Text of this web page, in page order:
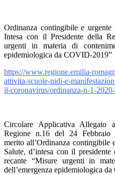
Ordinanza contingibile e
Intesa con il Presidente della
urgenti in materia di
epidemiologica da COVID-2019”
https://www.regione.emilia-
attivita-scuole-nidi-e-
il-coronavirus/ordinanza-n-1-
Circolare Applicativa Allegato
Regione n.16 del 24 Febbraio
merito all’Ordinanza
Salute, d’intesa con il
recante “Misure urgenti in
dell’emergenza epidemiologica